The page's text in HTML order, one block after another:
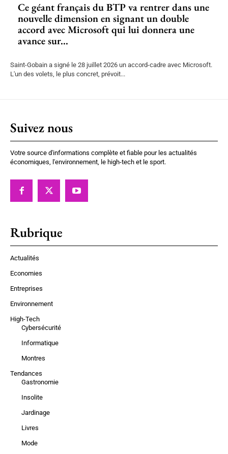
Ce géant français du BTP va rentrer dans une
nouvelle dimension en signant un double
accord avec Microsoft qui lui donnera une
avance sur...
Saint-Gobain a signé le 28 juillet 2026 un accord-cadre avec Microsoft.
L'un des volets, le plus concret, prévoit...
Suivez nous
Votre source d'informations complète et fiable pour les actualités
économiques, l'environnement, le high-tech et le sport.
Rubrique
Actualités
Economies
Entreprises
Environnement
High-Tech
Cybersécurité
Informatique
Montres
Tendances
Gastronomie
Insolite
Jardinage
Livres
Mode